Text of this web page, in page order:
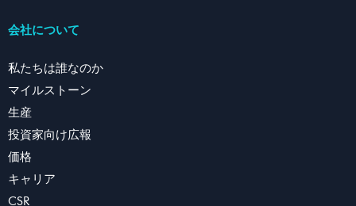
会社について
私たちは誰なのか
マイルストーン
生産
投資家向け広報
価格
キャリア
CSR